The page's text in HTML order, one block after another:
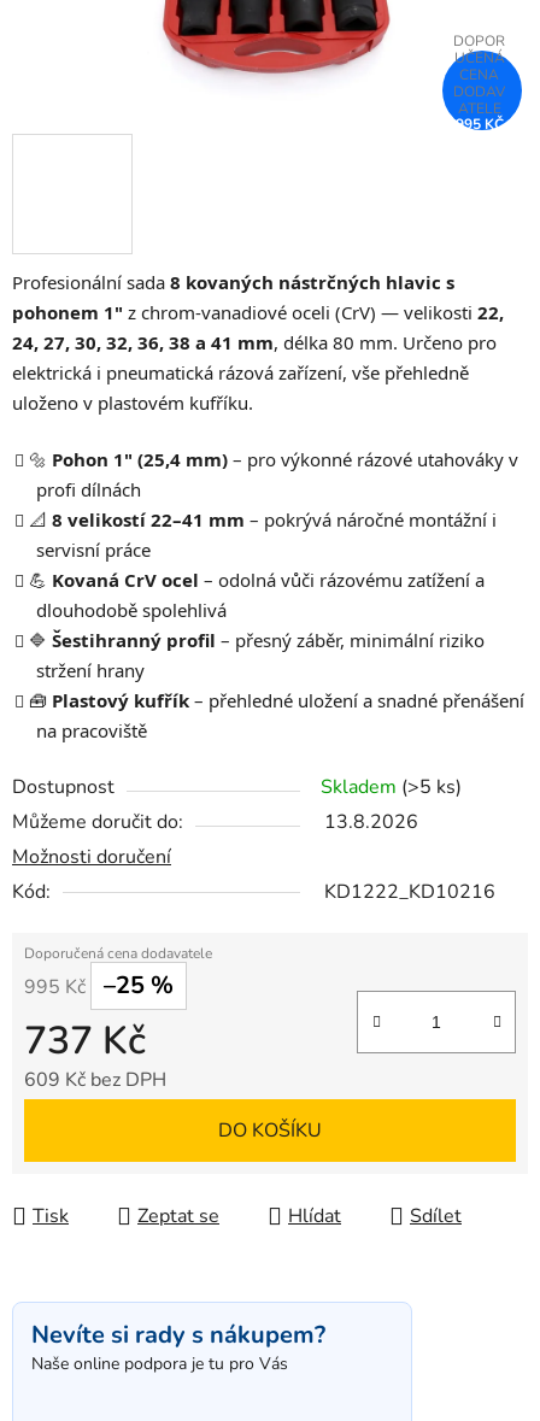
Profesionální sada 8 kovaných nástrčných hlavic s
pohonem 1" z chrom-vanadiové oceli (CrV) — velikosti 22,
24, 27, 30, 32, 36, 38 a 41 mm, délka 80 mm. Určeno pro
elektrická i pneumatická rázová zařízení, vše přehledně
uloženo v plastovém kufříku.
🔩 Pohon 1" (25,4 mm) – pro výkonné rázové utahováky v
profi dílnách
📐 8 velikostí 22–41 mm – pokrývá náročné montážní i
servisní práce
💪 Kovaná CrV ocel – odolná vůči rázovému zatížení a
dlouhodobě spolehlivá
🔷 Šestihranný profil – přesný záběr, minimální riziko
stržení hrany
🧰 Plastový kufřík – přehledné uložení a snadné přenášení
na pracoviště
Dostupnost Skladem (>5 ks)
Můžeme doručit do:
13.8.2026
Možnosti doručení
Kód:
KD1222_KD10216
995 Kč –25 %
737 Kč
609 Kč bez DPH
DO KOŠÍKU
Tisk Zeptat se Hlídat Sdílet
995 KČ
Nevíte si rady s nákupem?
Naše online podpora je tu pro Vás